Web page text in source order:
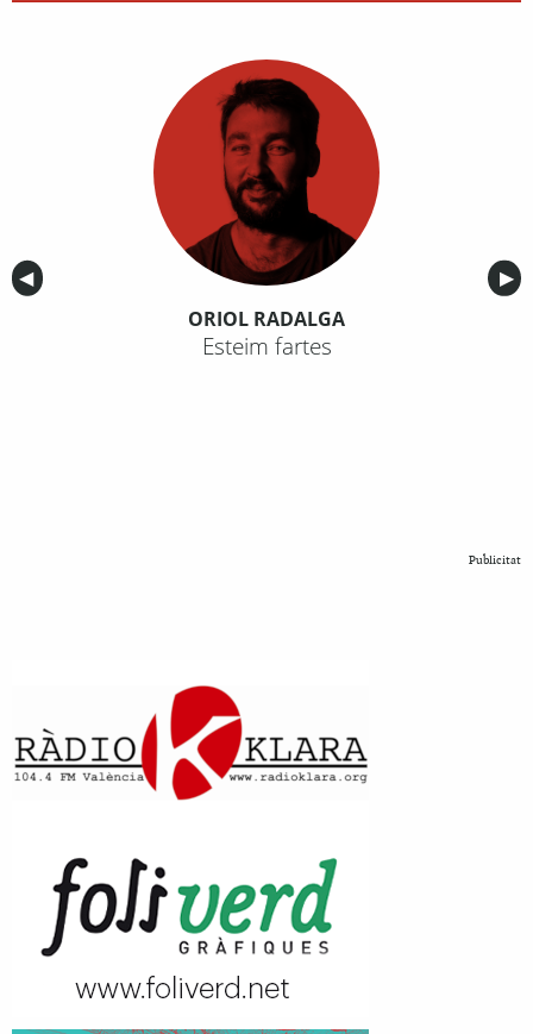
Anterior
◀︎ ▶︎
ORIOL RADALGA
Esteim fartes
Publicitat